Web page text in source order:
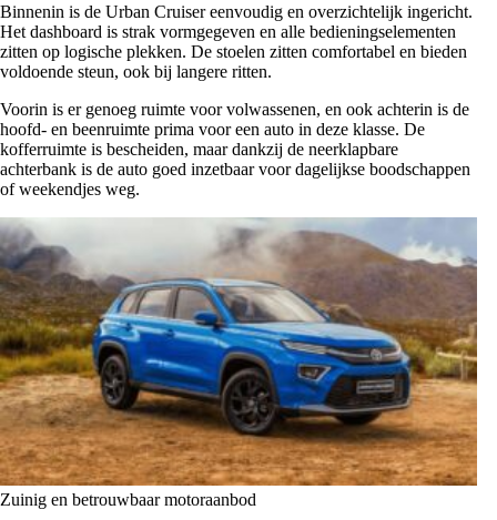
Binnenin is de Urban Cruiser eenvoudig en overzichtelijk ingericht.
Het dashboard is strak vormgegeven en alle bedieningselementen
zitten op logische plekken. De stoelen zitten comfortabel en bieden
voldoende steun, ook bij langere ritten.
Voorin is er genoeg ruimte voor volwassenen, en ook achterin is de
hoofd- en beenruimte prima voor een auto in deze klasse. De
kofferruimte is bescheiden, maar dankzij de neerklapbare
achterbank is de auto goed inzetbaar voor dagelijkse boodschappen
of weekendjes weg.
Zuinig en betrouwbaar motoraanbod